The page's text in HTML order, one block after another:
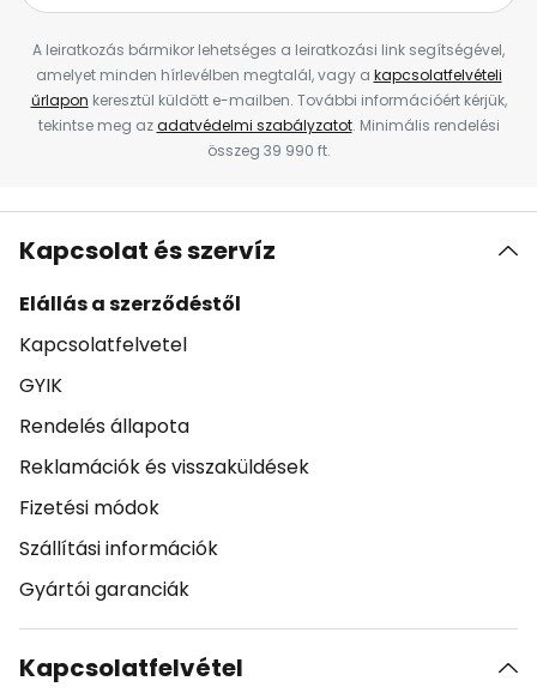
A leiratkozás bármikor lehetséges a leiratkozási link segítségével,
amelyet minden hírlevélben megtalál, vagy a kapcsolatfelvételi
űrlapon keresztül küldött e-mailben. További információért kérjük,
tekintse meg azadatvédelmi szabályzatot. Minimális rendelési
összeg 39 990 ft.
Kapcsolat és szervíz
Elállás a szerződéstől
Kapcsolatfelvetel
GYIK
Rendelés állapota
Reklamációk és visszaküldések
Fizetési módok
Szállítási információk
Gyártói garanciák
Kapcsolatfelvétel